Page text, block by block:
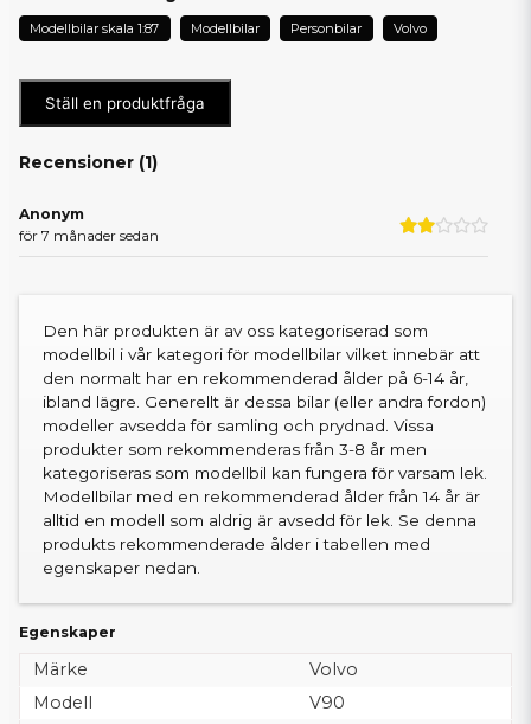
Modellbilar skala 1:87 Modellbilar Personbilar Volvo
Ställ en produktfråga
Recensioner (1)
Anonym
för 7 månader sedan
Den här produkten är av oss kategoriserad som
modellbil i vår kategori för modellbilar vilket innebär att
den normalt har en rekommenderad ålder på 6-14 år,
ibland lägre. Generellt är dessa bilar (eller andra fordon)
modeller avsedda för samling och prydnad. Vissa
produkter som rekommenderas från 3-8 år men
kategoriseras som modellbil kan fungera för varsam lek.
Modellbilar med en rekommenderad ålder från 14 år är
alltid en modell som aldrig är avsedd för lek. Se denna
produkts rekommenderade ålder i tabellen med
egenskaper nedan.
Egenskaper
Märke
Volvo
Modell
V90